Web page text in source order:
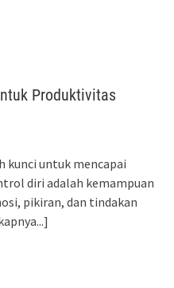
Produktivitas
kunci untuk mencapai
diri adalah kemampuan
pikiran, dan tindakan